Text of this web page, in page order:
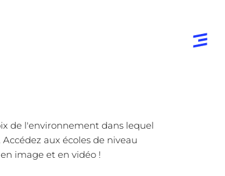
de l'environnement dans lequel
aux écoles de niveau
image et en vidéo !